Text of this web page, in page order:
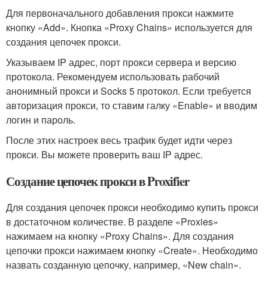
Для первоначального добавления прокси нажмите
кнопку «Add». Кнопка «Proxy Chains» используется для
создания цепочек прокси.
Указываем IP адрес, порт прокси сервера и версию
протокола. Рекомендуем использовать рабочий
анонимный прокси и Socks 5 протокол. Если требуется
авторизация прокси, то ставим галку «Enable» и вводим
логин и пароль.
После этих настроек весь трафик будет идти через
прокси. Вы можете проверить ваш IP адрес.
Создание цепочек прокси в Proxifier
Для создания цепочек прокси необходимо купить прокси
в достаточном количестве. В разделе «Proxies»
нажимаем на кнопку «Proxy Chains». Для создания
цепочки прокси нажимаем кнопку «Create». Необходимо
назвать созданную цепочку, например, «New chain».